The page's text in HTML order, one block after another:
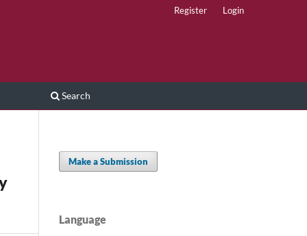
Search
Register Login
Make a Submission
Language